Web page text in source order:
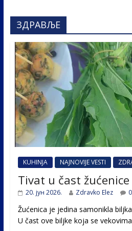
ЗДРАВЉЕ
KUHINJA NAJNOVIJE VESTI
Tivat u čast žućenice
20. јун 2026. Zdravko Elez 0
Žućenica je jedina samonikla
U čast ovе biljke koja se